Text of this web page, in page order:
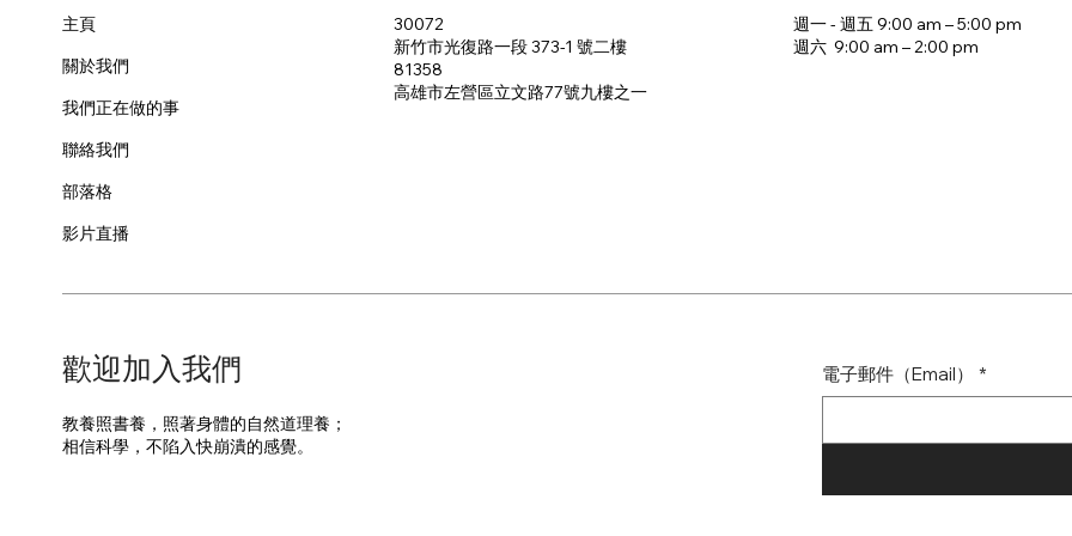
主頁
關於我們
我們正在做的事
聯絡我們
部落格
影片直播
30072
新竹市光復路一段 373-1 號二樓
81358
​高雄市左營區立文路77號九樓之一
週一 - 週五 9:00 am – 5:00 pm
週六 9:00 am – 2:00 pm​
​歡迎加入我們
教養照書養，照著身體的自然道理養；
​相信科學，不陷入快崩潰的感覺。
電子郵件（Email） *